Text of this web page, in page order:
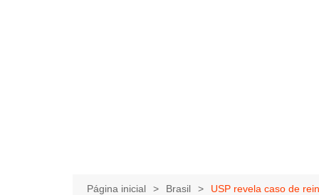
Página inicial Brasil USP revela caso de